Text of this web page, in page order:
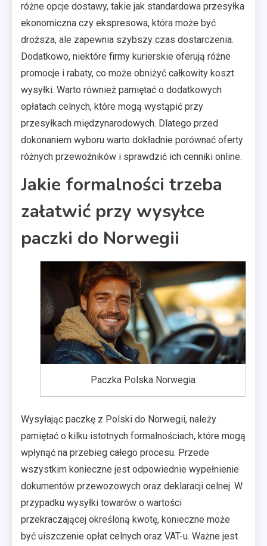
różne opcje dostawy, takie jak standardowa przesyłka
ekonomiczna czy ekspresowa, która może być
droższa, ale zapewnia szybszy czas dostarczenia.
Dodatkowo, niektóre firmy kurierskie oferują różne
promocje i rabaty, co może obniżyć całkowity koszt
wysyłki. Warto również pamiętać o dodatkowych
opłatach celnych, które mogą wystąpić przy
przesyłkach międzynarodowych. Dlatego przed
dokonaniem wyboru warto dokładnie porównać oferty
różnych przewoźników i sprawdzić ich cenniki online.
Jakie formalności trzeba
załatwić przy wysyłce
paczki do Norwegii
Paczka Polska Norwegia
Wysyłając paczkę z Polski do Norwegii, należy
pamiętać o kilku istotnych formalnościach, które mogą
wpłynąć na przebieg całego procesu. Przede
wszystkim konieczne jest odpowiednie wypełnienie
dokumentów przewozowych oraz deklaracji celnej. W
przypadku wysyłki towarów o wartości
przekraczającej określoną kwotę, konieczne może
być uiszczenie opłat celnych oraz VAT-u. Ważne jest